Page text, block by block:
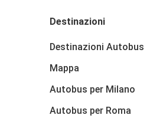
Destinazioni
Destinazioni Autobus
Mappa
Autobus per Milano
Autobus per Roma